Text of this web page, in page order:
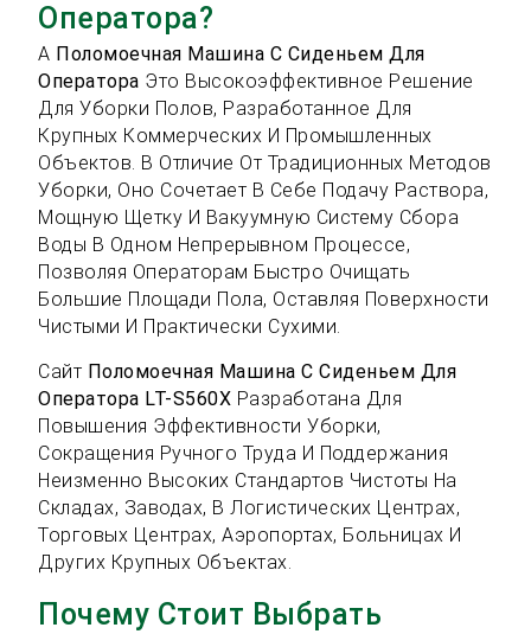
Оператора?
A Поломоечная Машина С Сиденьем Для
Оператора Это Высокоэффективное Решение
Для Уборки Полов, Разработанное Для
Крупных Коммерческих И Промышленных
Объектов. В Отличие От Традиционных Методов
Уборки, Оно Сочетает В Себе Подачу Раствора,
Мощную Щетку И Вакуумную Систему Сбора
Воды В Одном Непрерывном Процессе,
Позволяя Операторам Быстро Очищать
Большие Площади Пола, Оставляя Поверхности
Чистыми И Практически Сухими.
Сайт Поломоечная Машина С Сиденьем Для
Оператора LT-S560X Разработана Для
Повышения Эффективности Уборки,
Сокращения Ручного Труда И Поддержания
Неизменно Высоких Стандартов Чистоты На
Складах, Заводах, В Логистических Центрах,
Торговых Центрах, Аэропортах, Больницах И
Других Крупных Объектах.
Почему Стоит Выбрать